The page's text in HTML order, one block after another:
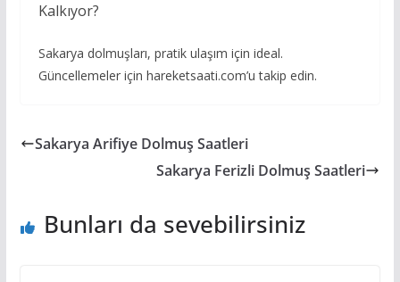
Kalkıyor?
Sakarya dolmuşları, pratik ulaşım için ideal.
Güncellemeler için hareketsaati.com’u takip edin.
Sakarya Arifiye Dolmuş Saatleri
Sakarya Ferizli Dolmuş Saatleri
Bunları da sevebilirsiniz